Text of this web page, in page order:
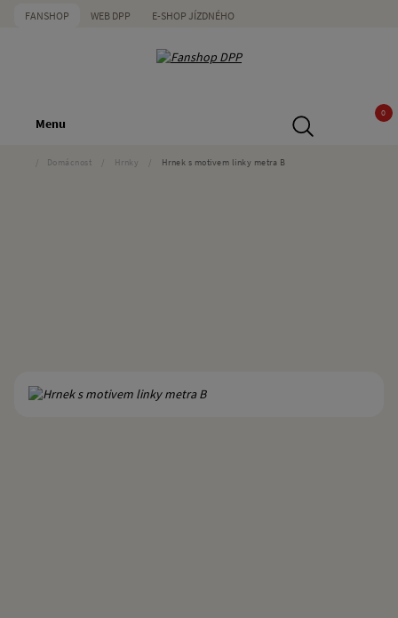
FANSHOP WEB DPP E-SHOP JÍZDNÉHO
Menu
0
Domácnost Hrnky Hrnek s motivem linky metra B